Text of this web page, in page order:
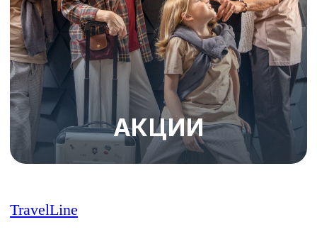
TravelLine
АКЦИИ